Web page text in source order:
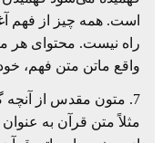
است. همه چیز از فهم
راه نیست. محتوای هر
واقع ماتن متن فهم، خود
7. متون مقدس از
مثلاً متن قرآن به